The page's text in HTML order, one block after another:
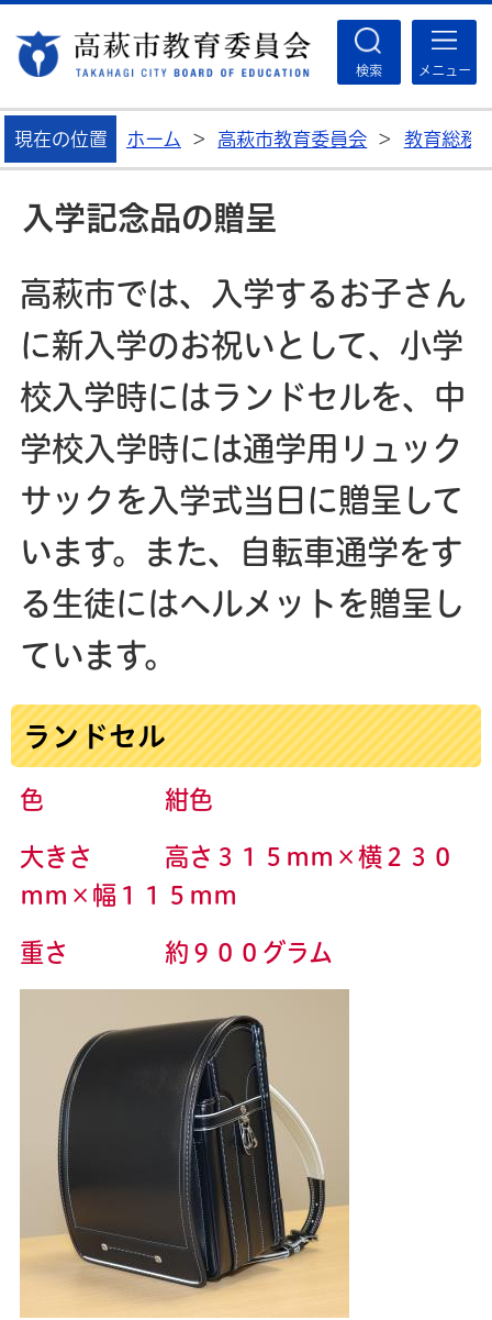
検索 メニュー
現在の位置 ホーム > 高萩市教育委員会 > 教育総務
入学記念品の贈呈
高萩市では、入学するお子さん
に新入学のお祝いとして、小学
校入学時にはランドセルを、中
学校入学時には通学用リュック
サックを入学式当日に贈呈して
います。また、自転車通学をす
る生徒にはヘルメットを贈呈し
ています。
ランドセル
色 紺色
大きさ 高さ３１５ｍｍ×横２３０
ｍｍ×幅１１５ｍｍ
重さ 約９００グラム